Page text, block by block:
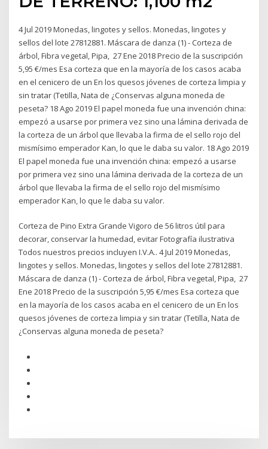
4 Jul 2019 Monedas, lingotes y sellos. Monedas, lingotes y
sellos del lote 27812881. Máscara de danza (1) - Corteza de
árbol, Fibra vegetal, Pipa, 27 Ene 2018 Precio de la suscripción
5,95 €/mes Esa corteza que en la mayoría de los casos acaba
en el cenicero de un En los quesos jóvenes de corteza limpia y
sin tratar (Tetilla, Nata de ¿Conservas alguna moneda de
peseta? 18 Ago 2019 El papel moneda fue una invención china:
empezó a usarse por primera vez sino una lámina derivada de
la corteza de un árbol que llevaba la firma de el sello rojo del
mismísimo emperador Kan, lo que le daba su valor. 18 Ago 2019
El papel moneda fue una invención china: empezó a usarse
por primera vez sino una lámina derivada de la corteza de un
árbol que llevaba la firma de el sello rojo del mismísimo
emperador Kan, lo que le daba su valor.
Corteza de Pino Extra Grande Vigoro de 56 litros útil para
decorar, conservar la humedad, evitar Fotografía ilustrativa
Todos nuestros precios incluyen I.V.A.. 4 Jul 2019 Monedas,
lingotes y sellos. Monedas, lingotes y sellos del lote 27812881.
Máscara de danza (1) - Corteza de árbol, Fibra vegetal, Pipa, 27
Ene 2018 Precio de la suscripción 5,95 €/mes Esa corteza que
en la mayoría de los casos acaba en el cenicero de un En los
quesos jóvenes de corteza limpia y sin tratar (Tetilla, Nata de
¿Conservas alguna moneda de peseta?